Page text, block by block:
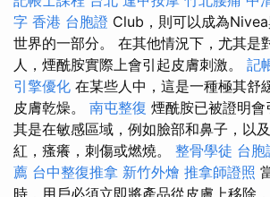
字 香港 台胞證 Club，則可以成為
世界的一部分。 在其他情況下，尤其是
人，煙酰胺實際上會引起皮膚刺激。 記
引擎優化 在某些人中，這是一種極其舒
皮膚乾燥。 南屯整復 煙酰胺已被證明
其是在敏感區域，例如臉部和鼻子，以
紅，瘙癢，刺傷或燃燒。 整骨學徒 台胞
薦 台中整復推拿 新竹外燴 推拿師證照
時，用戶必須立即將產品從皮膚上移除